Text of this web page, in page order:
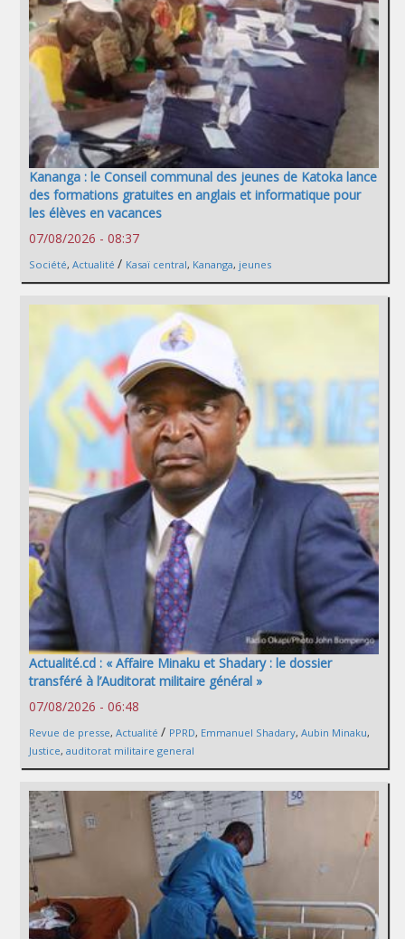
Kananga : le Conseil communal des jeunes de Katoka lance
des formations gratuites en anglais et informatique pour
les élèves en vacances
07/08/2026 - 08:37
Société, Actualité / Kasaï central, Kananga, jeunes
Actualité.cd : « Affaire Minaku et Shadary : le dossier
transféré à l’Auditorat militaire général »
07/08/2026 - 06:48
Revue de presse, Actualité / PPRD, Emmanuel Shadary, Aubin Minaku,
Justice, auditorat militaire general